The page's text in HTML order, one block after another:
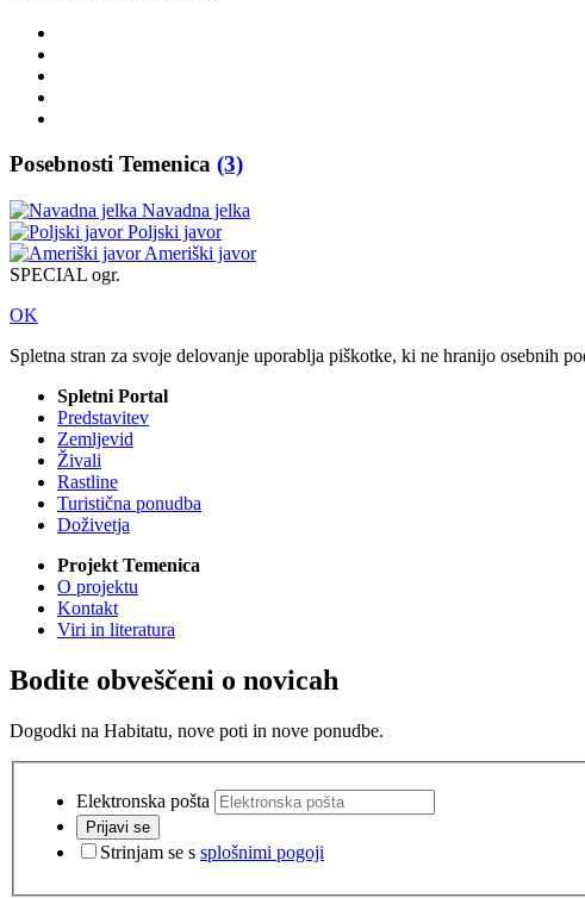
Posebnosti Temenica (3)
Navadna jelka
Poljski javor
Ameriški javor
SPECIAL ogr.
OK
Spletna stran za svoje delovanje uporablja piškotke, ki ne hranijo osebnih
Spletni Portal
Predstavitev
Zemljevid
Živali
Rastline
Turistična ponudba
Doživetja
Projekt Temenica
O projektu
Kontakt
Viri in literatura
Bodite obveščeni o novicah
Dogodki na Habitatu, nove poti in nove ponudbe.
Elektronska pošta
Prijavi se
Strinjam se s splošnimi pogoji